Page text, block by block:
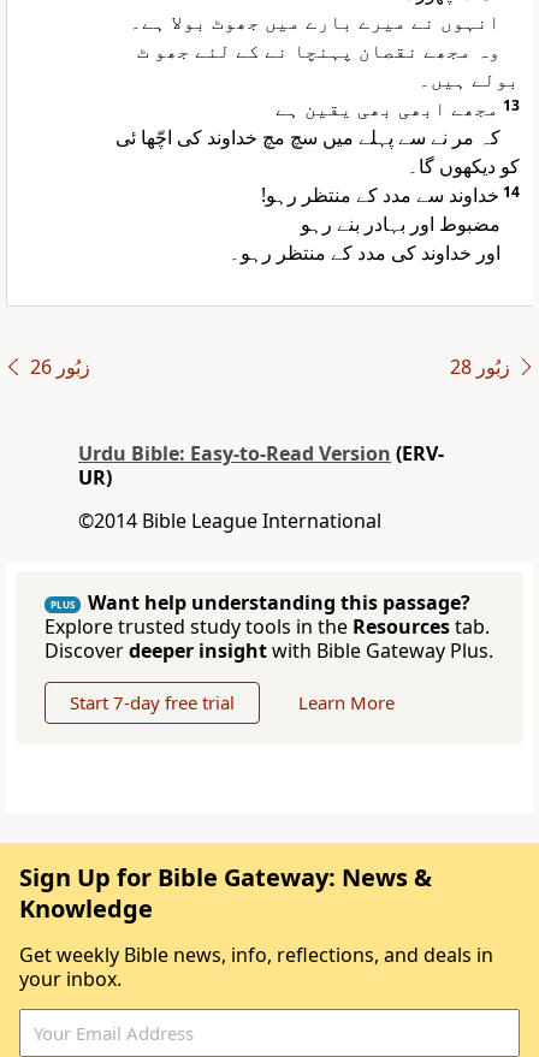
انہوں نے میرے بارے میں جھوٹ بولا ہے۔
وہ مجھے نقصان پہنچا نے کے لئے جھو ٹ
بولے ہیں۔
13 مجھے ابھی بھی یقین ہے
کہ مر نے سے پہلے میں سچ مچ خداوند کی اچّھا ئی
کو دیکھوں گا۔
14 خداوند سے مدد کے منتظر رہو!
مضبوط اور بہادر بنے رہو
اور خداوند کی مدد کے منتظر رہو۔
زبُور 26 زبُور 28
Urdu Bible: Easy-to-Read Version (ERV-
UR)
©2014 Bible League International
PLUS
Want help understanding this passage?
Explore trusted study tools in the Resourcestab.
Discoverdeeper insightwith Bible Gateway Plus.
Start 7-day free trial Learn More
Sign Up for Bible Gateway: News &
Knowledge
Get weekly Bible news, info, reflections, and deals in
your inbox.